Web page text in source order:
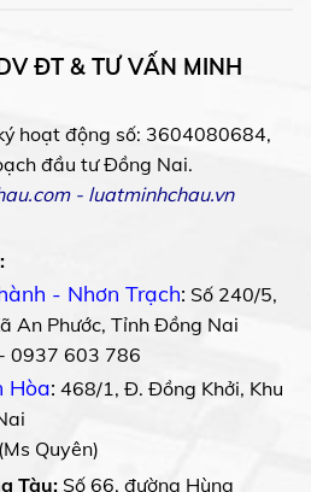
ĐT & TƯ VẤN MINH
hoạt động số: 3604080684,
đầu tư Đồng Nai.
- luatminhchau.vn
- Nhơn Trạch: Số 240/5,
An Phước, Tỉnh Đồng Nai
0937 603 786
Hòa: 468/1, Đ. Đồng Khởi, Khu
Quyên)
Tàu: Số 66, đường Hùng